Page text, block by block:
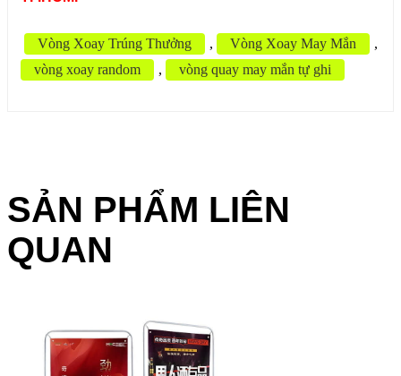
Vòng Xoay Trúng Thưởng , Vòng Xoay May Mắn
,
vòng xoay random
, vòng quay may mắn tự ghi
SẢN PHẨM LIÊN
QUAN